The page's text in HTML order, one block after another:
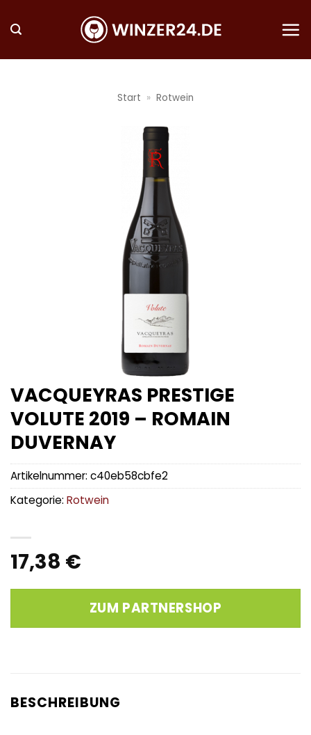
Inhalt
Start » Rotwein
VACQUEYRAS PRESTIGE
VOLUTE 2019 – ROMAIN
DUVERNAY
17,38 €
ZUM PARTNERSHOP
Artikelnummer: c40eb58cbfe2
Kategorie: Rotwein
BESCHREIBUNG